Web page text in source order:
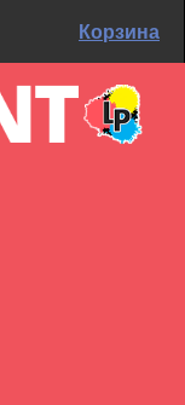
Корзина